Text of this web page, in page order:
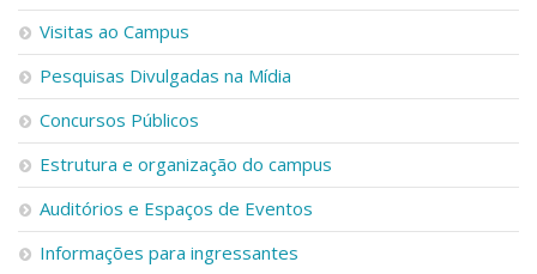
Visitas ao Campus
Pesquisas Divulgadas na Mídia
Concursos Públicos
Estrutura e organização do campus
Auditórios e Espaços de Eventos
Informações para ingressantes